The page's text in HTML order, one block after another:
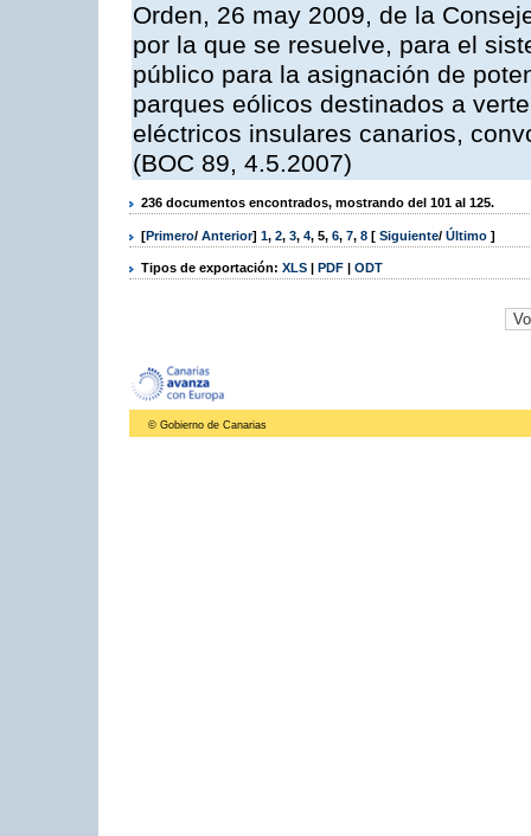
Orden, 26 may 2009, de la
por la que se resuelve, para el
público para la asignación de
parques eólicos destinados a
eléctricos insulares canarios,
(BOC 89, 4.5.2007)
236 documentos encontrados, mostrando del 101 al 125.
[Primero/ Anterior] 1, 2, 3, 4, 5, 6, 7, 8 [ Siguiente/ Último ]
Tipos de exportación: XLS | PDF | ODT
© Gobierno de Canarias